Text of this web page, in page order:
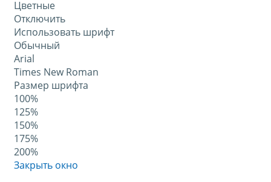
Цветные
Отключить
Использовать шрифт
Обычный
Arial
Times New Roman
Размер шрифта
100%
125%
150%
175%
200%
Закрыть окно